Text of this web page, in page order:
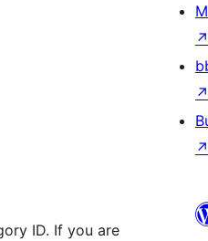
ID. If you are
↗
↗
↗